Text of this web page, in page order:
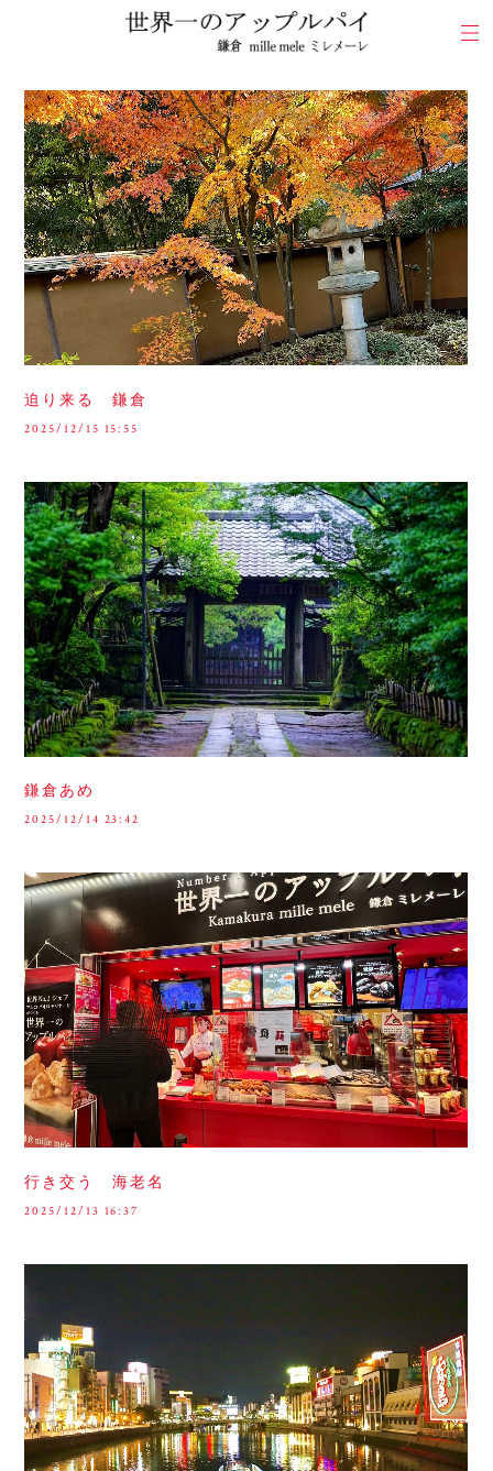
迫り来る 鎌倉
2025/12/15 15:55
鎌倉あめ
2025/12/14 23:42
行き交う 海老名
2025/12/13 16:37